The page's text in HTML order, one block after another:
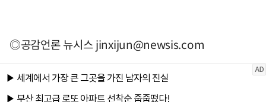
◎공감언론 뉴시스jinxijun@newsis.com